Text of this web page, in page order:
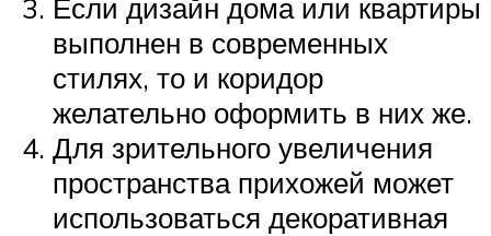
Если дизайн дома или квартиры
выполнен в современных
стилях, то и коридор
желательно оформить в них же.
Для зрительного увеличения
пространства прихожей может
использоваться декоративная